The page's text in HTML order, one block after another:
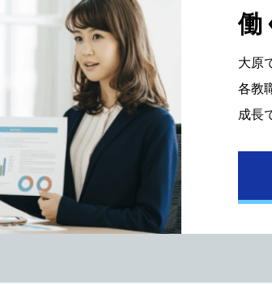
働
⼤原
各教
成⻑